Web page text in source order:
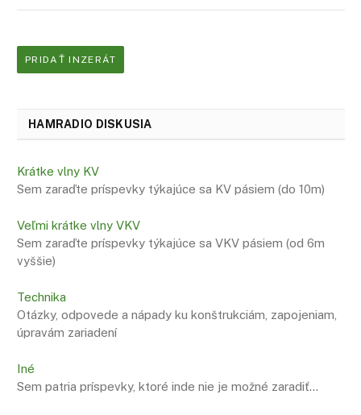
PRIDAŤ INZERÁT
HAMRADIO DISKUSIA
Krátke vlny KV
Sem zaraďte príspevky týkajúce sa KV pásiem (do 10m)
Veľmi krátke vlny VKV
Sem zaraďte príspevky týkajúce sa VKV pásiem (od 6m
vyššie)
Technika
Otázky, odpovede a nápady ku konštrukciám, zapojeniam,
úpravám zariadení
Iné
Sem patria príspevky, ktoré inde nie je možné zaradiť…